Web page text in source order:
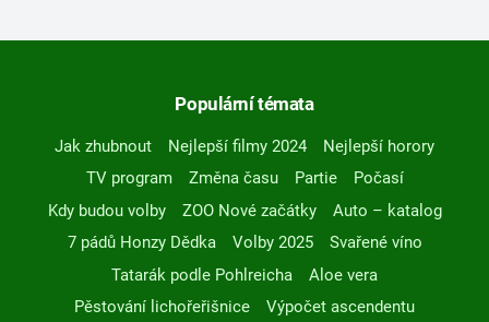
Populární témata
Jak zhubnout Nejlepší filmy 2024
Nejlepší horory
TV program
Změna času Partie
Počasí
Kdy budou volby
ZOO Nové začátky
Auto – katalog
7 pádů Honzy Dědka
Volby 2025
Svařené víno
Tatarák podle Pohlreicha
Aloe vera
Pěstování lichořeřišnice
Výpočet ascendentu